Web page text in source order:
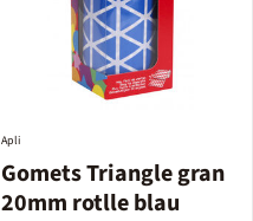
Gomets Triangle gran
20mm rotlle blau
Apli